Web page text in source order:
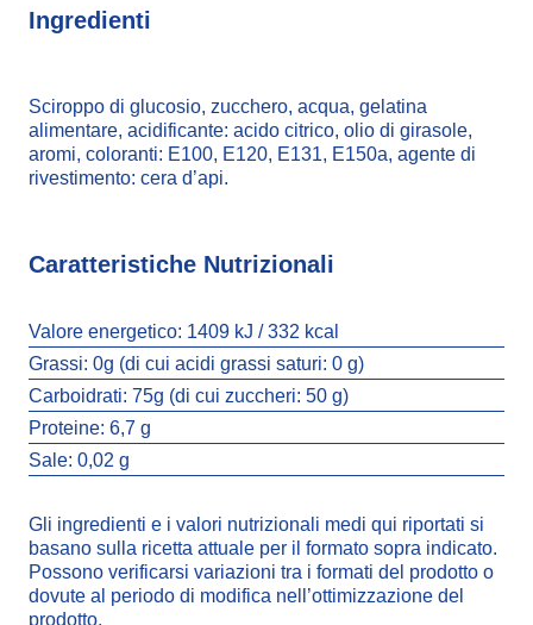
Ingredienti
Sciroppo di glucosio, zucchero, acqua, gelatina
alimentare, acidificante: acido citrico, olio di girasole,
aromi, coloranti: E100, E120, E131, E150a, agente di
rivestimento: cera d’api.
Caratteristiche Nutrizionali
Valore energetico: 1409 kJ / 332 kcal
Grassi: 0g (di cui acidi grassi saturi: 0 g)
Carboidrati: 75g (di cui zuccheri: 50 g)
Proteine: 6,7 g
Sale: 0,02 g
Gli ingredienti e i valori nutrizionali medi qui riportati si
basano sulla ricetta attuale per il formato sopra indicato.
Possono verificarsi variazioni tra i formati del prodotto o
dovute al periodo di modifica nell’ottimizzazione del
prodotto.